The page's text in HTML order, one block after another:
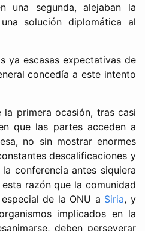
una segunda, alejaban la
solución diplomática al
ya escasas expectativas de
concedía a este intento
primera ocasión, tras casi
que las partes acceden a
no sin mostrar enormes
descalificaciones y
conferencia antes siquiera
razón que la comunidad
de la ONU a Siria, y
implicados en la
deben perseverar